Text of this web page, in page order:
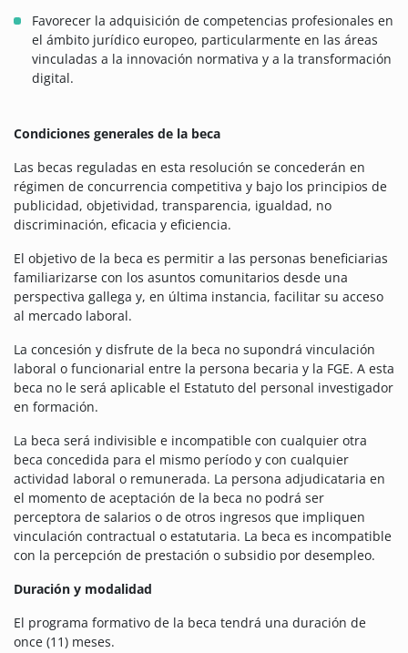
Favorecer la adquisición de competencias profesionales en
el ámbito jurídico europeo, particularmente en las áreas
vinculadas a la innovación normativa y a la transformación
digital.
Condiciones generales de la beca
Las becas reguladas en esta resolución se concederán en
régimen de concurrencia competitiva y bajo los principios de
publicidad, objetividad, transparencia, igualdad, no
discriminación, eficacia y eficiencia.
El objetivo de la beca es permitir a las personas beneficiarias
familiarizarse con los asuntos comunitarios desde una
perspectiva gallega y, en última instancia, facilitar su acceso
al mercado laboral.
La concesión y disfrute de la beca no supondrá vinculación
laboral o funcionarial entre la persona becaria y la FGE. A esta
beca no le será aplicable el Estatuto del personal investigador
en formación.
La beca será indivisible e incompatible con cualquier otra
beca concedida para el mismo período y con cualquier
actividad laboral o remunerada. La persona adjudicataria en
el momento de aceptación de la beca no podrá ser
perceptora de salarios o de otros ingresos que impliquen
vinculación contractual o estatutaria. La beca es incompatible
con la percepción de prestación o subsidio por desempleo.
Duración y modalidad
El programa formativo de la beca tendrá una duración de
once (11) meses.